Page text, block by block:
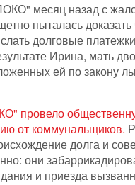
месяц назад с
пыталась
долговые
Ирина, мать
ей по закону
провело
от коммунальщиков.
долга и
они
и приезда